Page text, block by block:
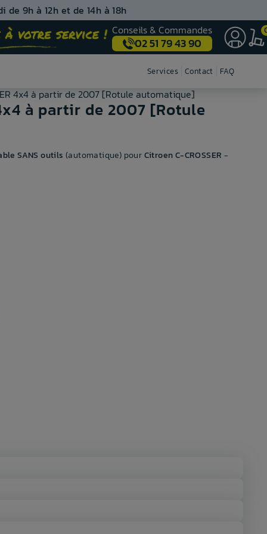
9h à 12h et de 14h à 18h
Conseils & Commandes
02 51 79 43 90
ServicesNos centres de
Contact FAQ
4x4 à partir de 2007 [Rotule automatique]
à partir de 2007 [Rotule
SANS outils (automatique) pourCitroen C-CROSSER -